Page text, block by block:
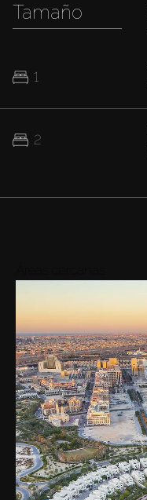
Tamaño
1
2